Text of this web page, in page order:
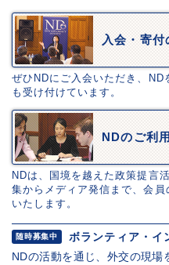
入会・寄付
ぜひNDにご入会いただき、
も受け付けています。
NDのご利
NDは、国境を越えた政策提言
集からメディア発信まで、会
いたします。
随時募集中
ボランティア・イ
NDの活動を通じ、外交の現場